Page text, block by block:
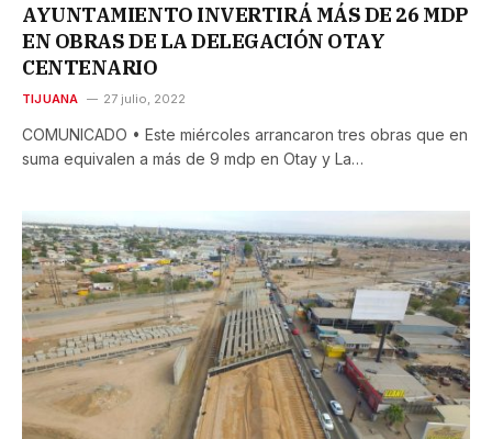
AYUNTAMIENTO INVERTIRÁ MÁS DE 26 MDP
EN OBRAS DE LA DELEGACIÓN OTAY
CENTENARIO
TIJUANA 27 julio, 2022
COMUNICADO • Este miércoles arrancaron tres obras que en
suma equivalen a más de 9 mdp en Otay y La…